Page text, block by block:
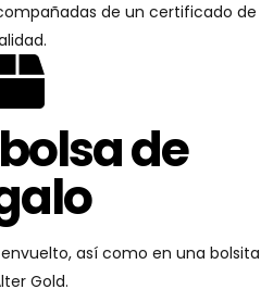
de un certificado de
de
así como en una bolsita
Gold.